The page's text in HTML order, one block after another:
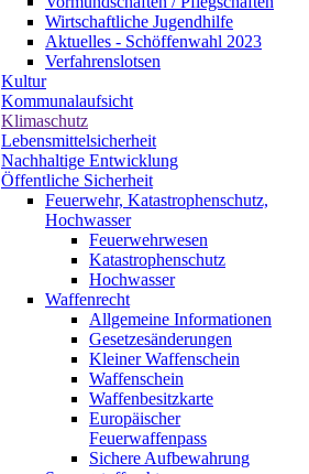
Wirtschaftliche Jugendhilfe
Aktuelles - Schöffenwahl 2023
Verfahrenslotsen
Kultur
Kommunalaufsicht
Klimaschutz
Lebensmittelsicherheit
Nachhaltige Entwicklung
Öffentliche Sicherheit
Feuerwehr, Katastrophenschutz,
Hochwasser
Feuerwehrwesen
Katastrophenschutz
Hochwasser
Waffenrecht
Allgemeine Informationen
Gesetzesänderungen
Kleiner Waffenschein
Waffenschein
Waffenbesitzkarte
Europäischer
Feuerwaffenpass
Sichere Aufbewahrung